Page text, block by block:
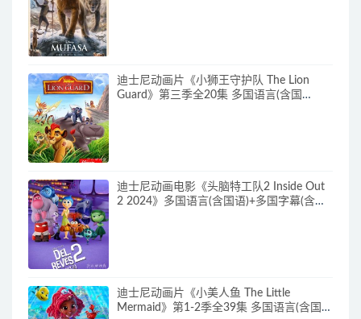
迪士尼动画片《小狮王守护队 The Lion
Guard》第三季全20集 多国语言(含国
迪士尼动画电影《头脑特工队2 Inside Out
2 2024》多国语言(含国语)+多国字幕(含中
迪士尼动画片《小美人鱼 The Little
Mermaid》第1-2季全39集 多国语言(含国